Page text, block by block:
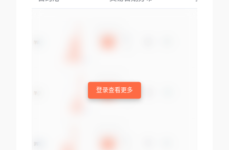
登录查看更多